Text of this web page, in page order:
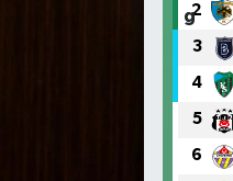
2
3
4
5
6